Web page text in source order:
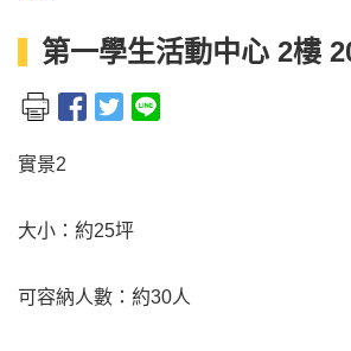
第一學生活動中心 2樓
實景2
大小：約25坪
可容納人數：約30人